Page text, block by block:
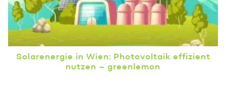
Solarenergie in Wien: Photovoltaik effizient
nutzen – greenlemon